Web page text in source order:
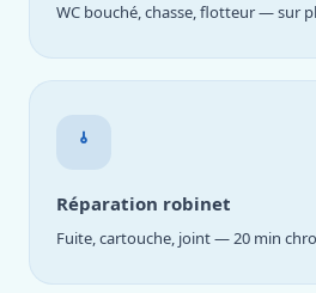
WC bouché, chasse, flotteur — sur
Réparation robinet
Fuite, cartouche, joint — 20 min